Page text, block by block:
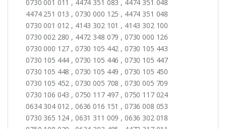
0730 001 011 , 4474 351 083 , 4474 351 048
4474 251 013 , 0730 000 125 , 4474 351 048
0730 001 012 , 4143 302 101 , 4143 302 100
0730 002 280 , 4472 348 079 , 0730 000 126
0730 000 127 , 0730 105 442 , 0730 105 443
0730 105 444 , 0730 105 446 , 0730 105 447
0730 105 448 , 0730 105 449 , 0730 105 450
0730 105 452 , 0730 005 708 , 0730 005 709
0730 106 043 , 0750 117 497 , 0750 117 024
0634 304 012 , 0636 016 151 , 0736 008 053
0730 365 124 , 0631 311 009 , 0636 302 018